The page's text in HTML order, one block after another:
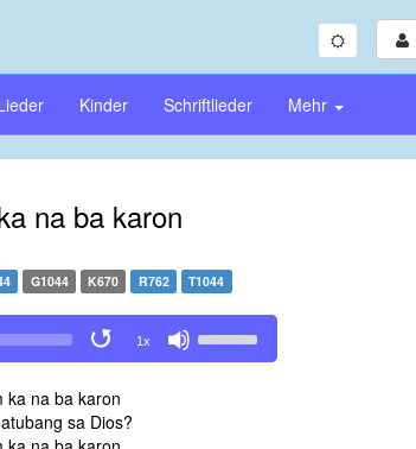
Kinder Schriftlieder Mehr
na ba karon
G1044 K670 R762 T1044
1x
Up/Down
ka na ba karon
sa Dios?